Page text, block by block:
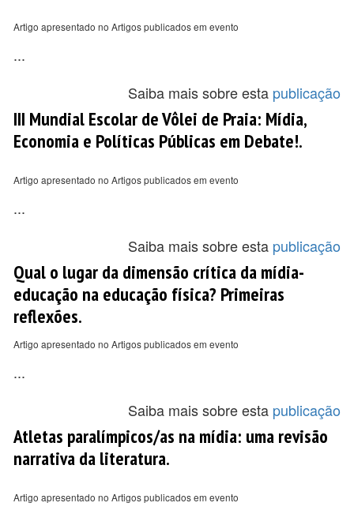
Artigo apresentado no Artigos publicados em evento
...
Saiba mais sobre esta publicação
III Mundial Escolar de Vôlei de Praia: Mídia,
Economia e Políticas Públicas em Debate!.
Artigo apresentado no Artigos publicados em evento
...
Saiba mais sobre esta publicação
Qual o lugar da dimensão crítica da mídia-
educação na educação física? Primeiras
reflexões.
Artigo apresentado no Artigos publicados em evento
...
Saiba mais sobre esta publicação
Atletas paralímpicos/as na mídia: uma revisão
narrativa da literatura.
Artigo apresentado no Artigos publicados em evento